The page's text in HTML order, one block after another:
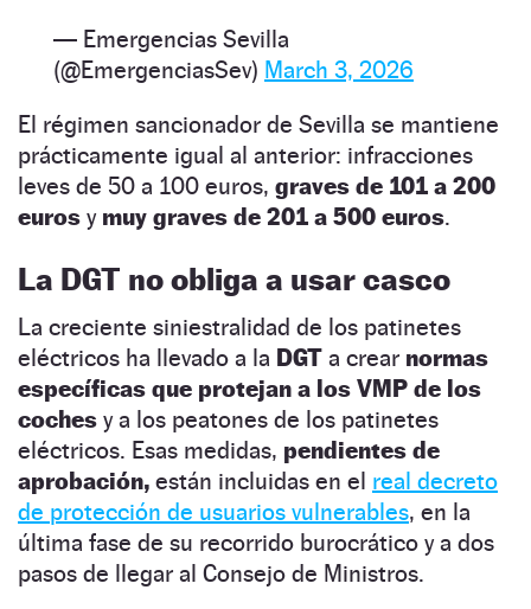
— Emergencias Sevilla
(@EmergenciasSev) March 3, 2026
El régimen sancionador de Sevilla se mantiene
prácticamente igual al anterior: infracciones
leves de 50 a 100 euros, graves de 101 a 200
euros y muy graves de 201 a 500 euros.
La DGT no obliga a usar casco
La creciente siniestralidad de los patinetes
eléctricos ha llevado a la DGT a crear normas
específicas que protejan a los VMP de los
coches y a los peatones de los patinetes
eléctricos. Esas medidas, pendientes de
aprobación, están incluidas en el real decreto
de protección de usuarios vulnerables, en la
última fase de su recorrido burocrático y a dos
pasos de llegar al Consejo de Ministros.